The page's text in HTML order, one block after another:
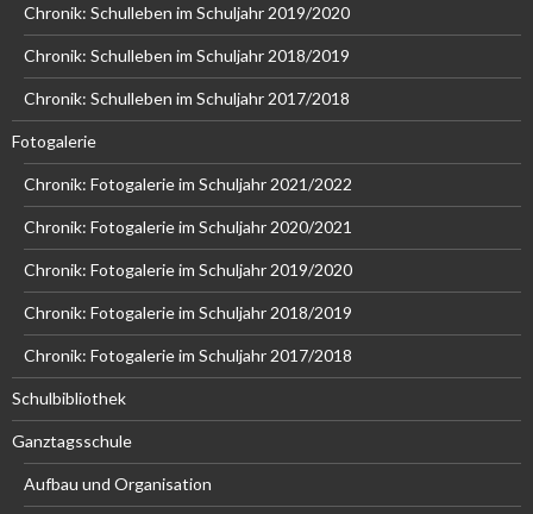
Chronik: Schulleben im Schuljahr 2019/2020
Chronik: Schulleben im Schuljahr 2018/2019
Chronik: Schulleben im Schuljahr 2017/2018
Fotogalerie
Chronik: Fotogalerie im Schuljahr 2021/2022
Chronik: Fotogalerie im Schuljahr 2020/2021
Chronik: Fotogalerie im Schuljahr 2019/2020
Chronik: Fotogalerie im Schuljahr 2018/2019
Chronik: Fotogalerie im Schuljahr 2017/2018
Schulbibliothek
Ganztagsschule
Aufbau und Organisation